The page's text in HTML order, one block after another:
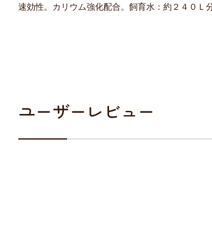
速効性。カリウム強化配合。飼育水：約２４０Ｌ
ユーザーレビュー